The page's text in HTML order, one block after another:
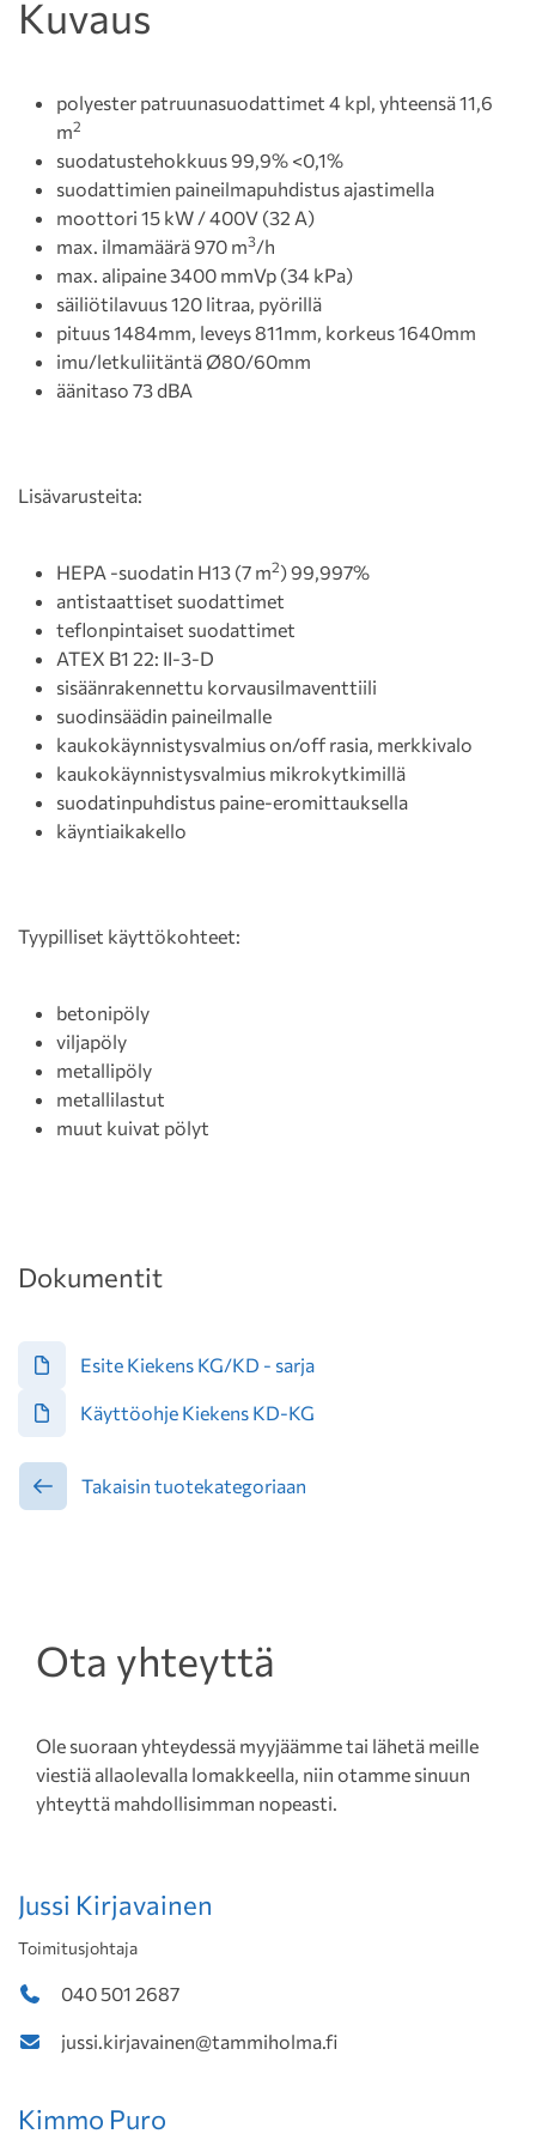
Kuvaus
polyester patruunasuodattimet 4 kpl, yhteensä 11,6
m2
suodatustehokkuus 99,9% <0,1%
suodattimien paineilmapuhdistus ajastimella
moottori 15 kW / 400V (32 A)
max. ilmamäärä 970 m3/h
max. alipaine 3400 mmVp (34 kPa)
säiliötilavuus 120 litraa, pyörillä
pituus 1484mm, leveys 811mm, korkeus 1640mm
imu/letkuliitäntä Ø80/60mm
äänitaso 73 dBA
Lisävarusteita:
HEPA -suodatin H13 (7 m2) 99,997%
antistaattiset suodattimet
teflonpintaiset suodattimet
ATEX B1 22: II-3-D
sisäänrakennettu korvausilmaventtiili
suodinsäädin paineilmalle
kaukokäynnistysvalmius on/off rasia, merkkivalo
kaukokäynnistysvalmius mikrokytkimillä
suodatinpuhdistus paine-eromittauksella
käyntiaikakello
Tyypilliset käyttökohteet:
betonipöly
viljapöly
metallipöly
metallilastut
muut kuivat pölyt
Dokumentit
Esite Kiekens KG/KD - sarja
Käyttöohje Kiekens KD-KG
Takaisin tuotekategoriaan
Ota yhteyttä
Ole suoraan yhteydessä myyjäämme tai lähetä meille
viestiä allaolevalla lomakkeella, niin otamme sinuun
yhteyttä mahdollisimman nopeasti.
Jussi Kirjavainen
Toimitusjohtaja
040 501 2687
jussi.kirjavainen@tammiholma.fi
Kimmo Puro